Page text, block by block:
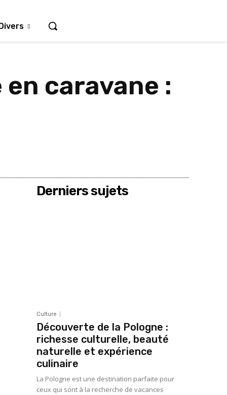
caravane :
Derniers sujets
Culture
Découverte de la Pologne :
richesse culturelle, beauté
naturelle et expérience
culinaire
La Pologne est une destination parfaite pour
ceux qui sont à la recherche de vacances